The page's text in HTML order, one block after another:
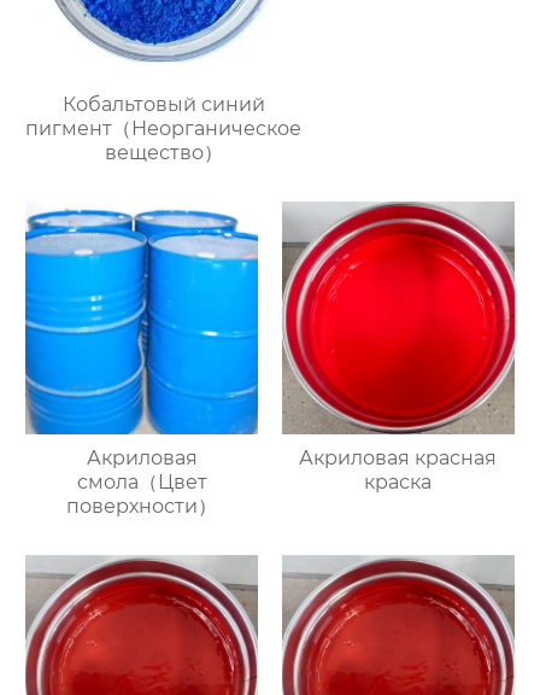
Кобальтовый синий
пигмент（Неорганическое
вещество）
Акриловая
смола（Цвет
поверхности）
Акриловая красная
краска